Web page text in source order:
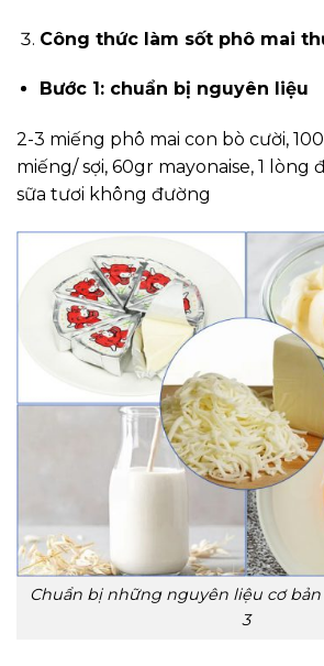
Công thức làm sốt phô mai
Bước 1: chuẩn bị nguyên liệu
2-3 miếng phô mai con bò cười,
miếng/ sợi, 60gr mayonaise, 1 lòng
sữa tươi không đường
Chuẩn bị những nguyên liệu cơ
3